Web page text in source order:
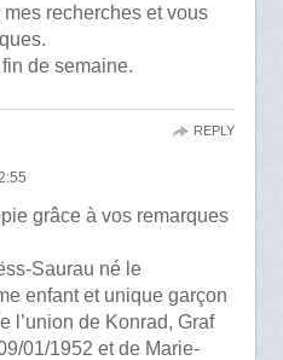
recherches et vous
de semaine.
grâce à vos remarques
Saurau né le
enfant et unique garçon
l’union de Konrad, Graf
01/1952 et de Marie-
REPLY